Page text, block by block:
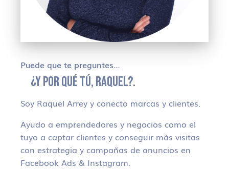
Puede que te preguntes…
¿Y POR QUÉ TÚ, RAQUEL?.
Soy Raquel Arrey y conecto marcas y clientes.
Ayudo a emprendedores y negocios como el
tuyo a captar clientes y conseguir más visitas
con estrategia y campañas de anuncios en
Facebook Ads & Instagram.